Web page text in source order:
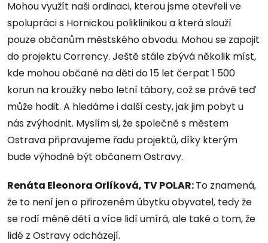
Mohou využít naši ordinaci, kterou jsme otevřeli ve
spolupráci s Hornickou poliklinikou a která slouží
pouze občanům městského obvodu. Mohou se zapojit
do projektu Corrency. Ještě stále zbývá několik míst,
kde mohou občané na děti do 15 let čerpat 1 500
korun na kroužky nebo letní tábory, což se právě teď
může hodit. A hledáme i další cesty, jak jim pobyt u
nás zvýhodnit. Myslím si, že společně s městem
Ostrava připravujeme řadu projektů, díky kterým
bude výhodné být občanem Ostravy.
Renáta Eleonora Orlíková, TV POLAR:To znamená,
že to není jen o přirozeném úbytku obyvatel, tedy že
se rodí méně dětí a více lidí umírá, ale také o tom, že
lidé z Ostravy odcházejí.